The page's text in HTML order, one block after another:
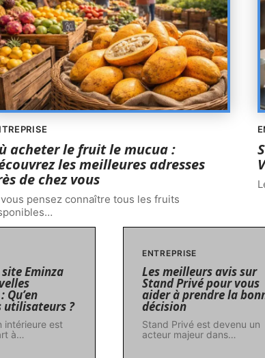
acheter le fruit le mucua :
les meilleures adresses
de chez vous
pensez connaître tous les fruits
…
Eminza
Qu’en
utilisateurs ?
intérieure est
à…
ENTREPRISE
Les meilleurs avis sur
Stand Privé pour vous
aider à prendre la
décision
Stand Privé est devenu un
acteur majeur dans…